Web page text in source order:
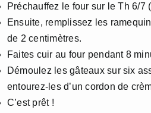
Préchauffez le four sur le Th 6/7
Ensuite, remplissez les
de 2 centimètres.
Faites cuir au four pendant 8
Démoulez les gâteaux sur six
entourez-les d’un cordon de
C’est prêt !